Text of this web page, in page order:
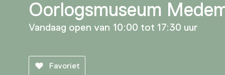
Oorlogsmuseum
Vandaag open van 10:00 tot 17:30 uur
Favoriet